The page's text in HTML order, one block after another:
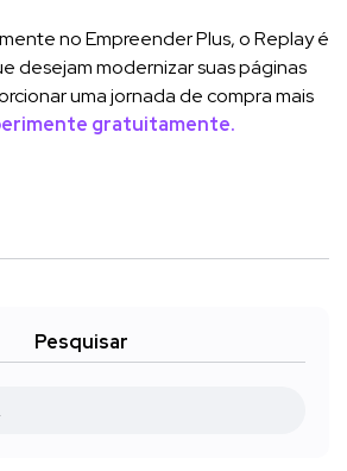
no Empreender Plus, o Replay é
desejam modernizar suas páginas
uma jornada de compra mais
gratuitamente.
Pesquisar